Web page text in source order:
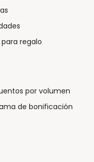
regalo
por volumen
de bonificación